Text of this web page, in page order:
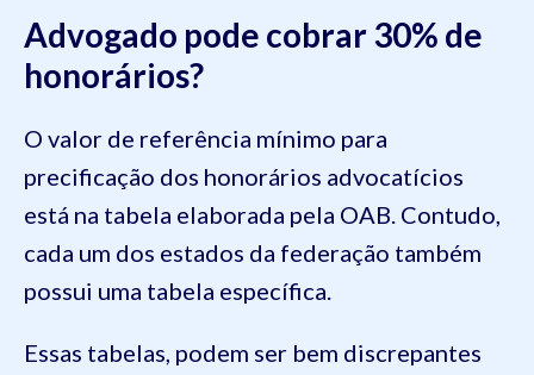
Advogado pode cobrar 30% de
honorários?
O valor de referência mínimo para
precificação dos honorários advocatícios
está na tabela elaborada pela OAB. Contudo,
cada um dos estados da federação também
possui uma tabela específica.
Essas tabelas, podem ser bem discrepantes